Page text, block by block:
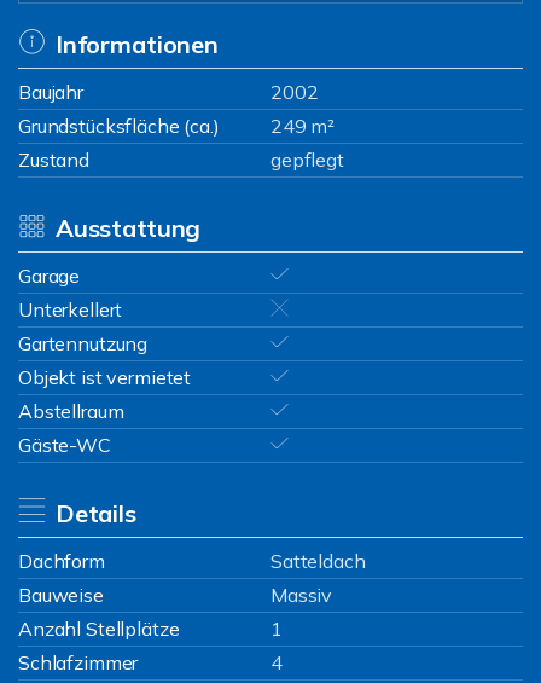
Informationen
Baujahr
2002
Grundstücksfläche (ca.)
249 m²
Zustand
gepflegt
Ausstattung
Garage
Unterkellert
Gartennutzung
Objekt ist vermietet
Abstellraum
Gäste-WC
Details
Dachform
Satteldach
Bauweise
Massiv
Anzahl Stellplätze
1
Schlafzimmer
4